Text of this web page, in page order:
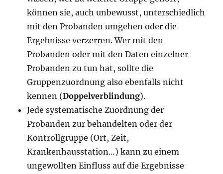
können sie, auch unbewusst, unterschiedlich
mit den Probanden umgehen oder die
Ergebnisse verzerren. Wer mit den
Probanden oder mit den Daten einzelner
Probanden zu tun hat, sollte die
Gruppenzuordnung also ebenfalls nicht
kennen (Doppelverblindung).
Jede systematische Zuordnung der
Probanden zur behandelten oder der
Kontrollgruppe (Ort, Zeit,
Krankenhausstation…) kann zu einem
ungewollten Einfluss auf die Ergebnisse